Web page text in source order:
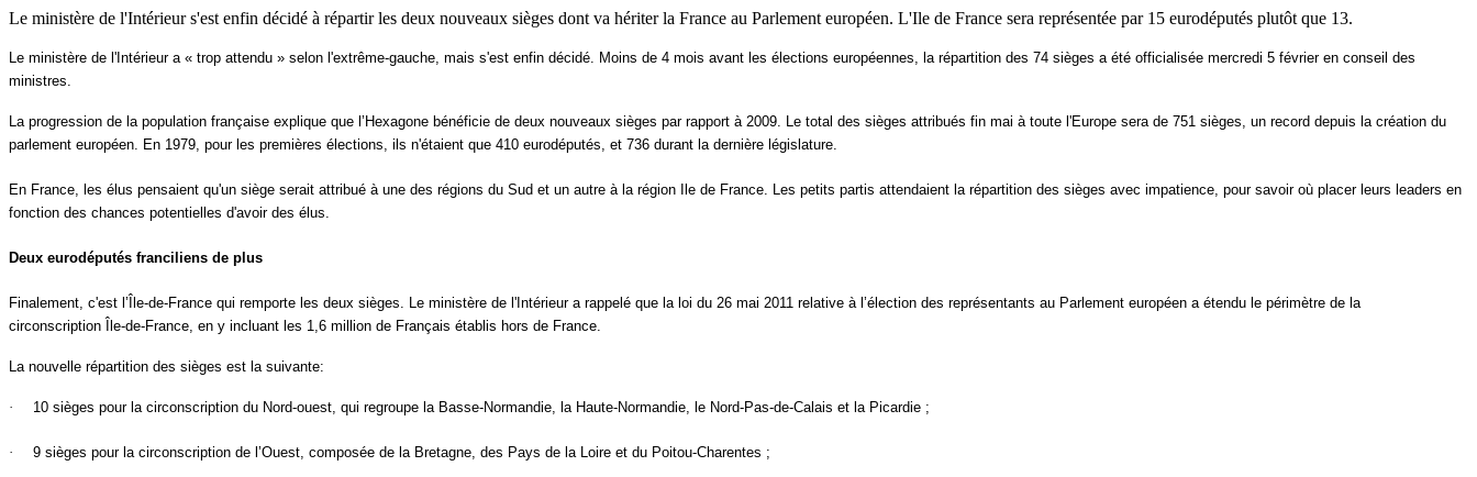
Le ministère de l'Intérieur s'est enfin décidé à répartir les deux nouveaux sièges dont va hériter la France au Parlement européen. L'Ile de France sera représentée par 15 eurodéputés plutôt que 13.
Le ministère de l'Intérieur a « trop attendu » selon l'extrême-gauche, mais s'est enfin décidé. Moins de 4 mois avant les élections européennes, la répartition des 74 sièges a été officialisée mercredi 5 février en conseil des
ministres.
La progression de la population française explique que l’Hexagone bénéficie de deux nouveaux sièges par rapport à 2009. Le total des sièges attribués fin mai à toute l'Europe sera de 751 sièges, un record depuis la création du
parlement européen. En 1979, pour les premières élections, ils n'étaient que 410 eurodéputés, et 736 durant la dernière législature.
En France, les élus pensaient qu'un siège serait attribué à une des régions du Sud et un autre à la région Ile de France. Les petits partis attendaient la répartition des sièges avec impatience, pour savoir où placer leurs leaders en
fonction des chances potentielles d'avoir des élus.
Deux eurodéputés franciliens de plus
Finalement, c'est l’Île-de-France qui remporte les deux sièges. Le ministère de l'Intérieur a rappelé que la loi du 26 mai 2011 relative à l’élection des représentants au Parlement européen a étendu le périmètre de la
circonscription
Île-de-France, en y incluant les 1,6 million de Français établis hors de France.
La nouvelle répartition des sièges est la suivante:
· 10 sièges pour la circonscription du Nord-ouest, qui regroupe la Basse-Normandie, la Haute-Normandie, le Nord-Pas-de-Calais et la Picardie ;
· 9 sièges pour la circonscription de l’Ouest, composée de la Bretagne, des Pays de la Loire et du Poitou-Charentes ;